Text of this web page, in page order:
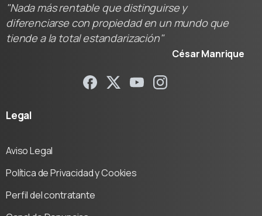
"Nada más rentable que distinguirse y
diferenciarse con propiedad en un mundo que
tiende a la total estandarización"
César Manrique
Legal
Aviso Legal
Política de Privacidad y Cookies
Perfil del contratante